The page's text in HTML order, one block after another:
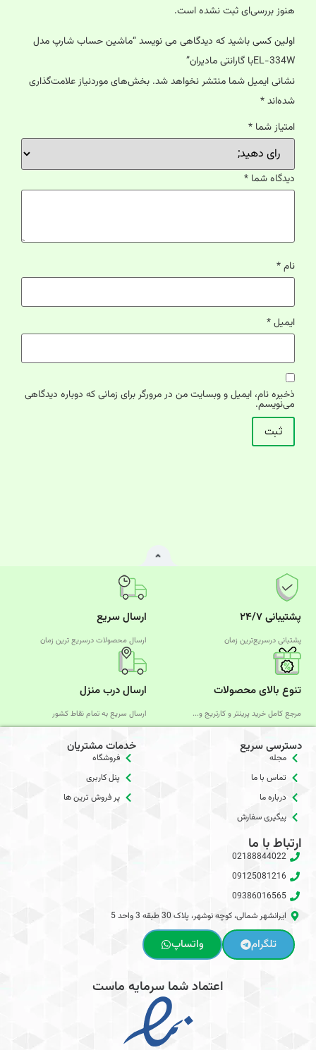
هنوز بررسی‌ای ثبت نشده است.
اولین کسی باشید که دیدگاهی می نویسد “ماشین حساب شارپ مدل
EL-334Wبا گارانتی مادیران”
نشانی ایمیل شما منتشر نخواهد شد. بخش‌های موردنیاز علامت‌گذاری
شده‌اند*
امتیاز شما *
دیدگاه شما *
نام*
ایمیل*
ذخیره نام، ایمیل و وبسایت من در مرورگر برای زمانی که دوباره دیدگاهی
می‌نویسم.
پشتیبانی ۲۴/۷
پشتبانی درسریع‌ترین زمان
ارسال سریع
ارسال محصولات درسریع‌ ترین زمان
تنوع بالای محصولات
مرجع کامل خرید پرینتر و کارتریج و...
ارسال درب منزل
ارسال سریع به تمام نقاط کشور
دسترسی سریع
مجله
تماس با ما
درباره ما
پیگیری سفارش
خدمات مشتریان
فروشگاه
پنل کاربری
پر فروش ترین ها
ارتباط با ما
02188844022
09125081216
09386016565
ایرانشهر شمالی، کوچه نوشهر، پلاک 30 طبقه 3 واحد 5
تلگرام واتساپ
اعتماد شما سرمایه ماست